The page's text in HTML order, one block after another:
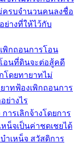
ครบจำนวนคนลงชื่อ
ย่างที่ให้ไว้กับ
พิกถอนการโอน
อนที่ดินจะต่อสู้คดี
โดยทายาทไม่
าทฟ้องเพิกถอนการ
ย่างไร
ารเลิกจ้างโดยการ
น็จเป็นค่าชดเชยได้
ำเหน็จ สวัสดิการ